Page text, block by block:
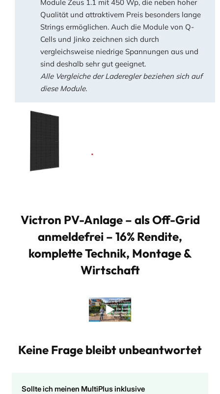
Module Zeus 1.1 mit 450 Wp, die neben hoher
Qualität und attraktivem Preis besonders lange
Strings ermöglichen. Auch die Module von Q-
Cells und Jinko zeichnen sich durch
vergleichsweise niedrige Spannungen aus und
sind deshalb sehr gut geeignet.
Alle Vergleiche der Laderegler beziehen sich auf
diese Module.
Victron PV-Anlage – als Off-Grid
anmeldefrei – 16% Rendite,
komplette Technik, Montage &
Wirtschaft
Keine Frage bleibt unbeantwortet
Sollte ich meinen MultiPlus inklusive